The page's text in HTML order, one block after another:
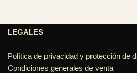
LEGALES
Política de privacidad y protección de
Condiciones generales de venta